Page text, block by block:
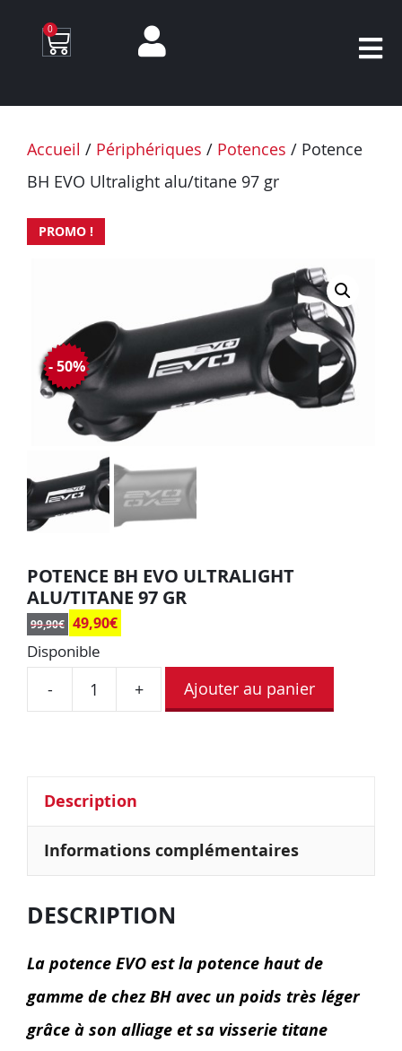
0
Accueil / Périphériques / Potences / Potence
BH EVO Ultralight alu/titane 97 gr
PROMO !
POTENCE BH EVO ULTRALIGHT
ALU/TITANE 97 GR
99,90€ 49,90€
- 50%
Disponible
- + Ajouter au panier
Description
Informations complémentaires
DESCRIPTION
La potence EVO est la potence haut de
gamme de chez BH avec un poids très léger
grâce à son alliage et sa visserie titane